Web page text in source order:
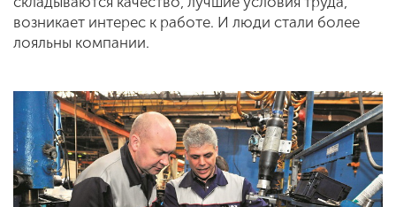
возникает интерес к работе. И люди стали более
лояльны компании.